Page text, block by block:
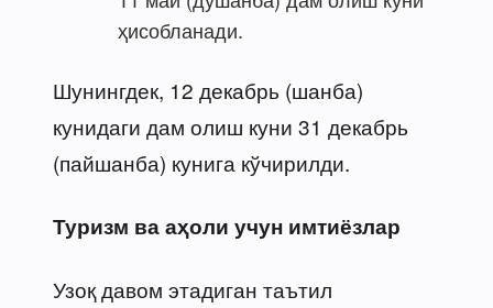
ҳисобланади.
Шунингдек, 12 декабрь (шанба)
кунидаги дам олиш куни 31 декабрь
(пайшанба) кунига кўчирилди.
Туризм ва аҳоли учун имтиёзлар
Узоқ давом этадиган таътил